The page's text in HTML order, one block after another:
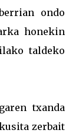
ondo
honekin
taldeko
txanda
zerbait